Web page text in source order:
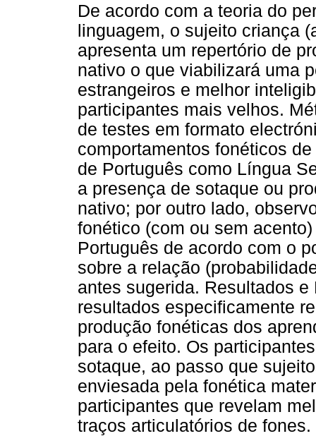
De acordo com a teoria do
linguagem, o sujeito criança
apresenta um repertório de
nativo o que viabilizará uma
estrangeiros e melhor
participantes mais velhos.
de testes em formato
comportamentos fonéticos
de Português como Língua
a presença de sotaque ou
nativo; por outro lado,
fonético (com ou sem
Português de acordo com o
sobre a relação
antes sugerida. Resultados
resultados especificamente
produção fonéticas dos
para o efeito. Os
sotaque, ao passo que
enviesada pela fonética
participantes que revelam
traços articulatórios de fones.